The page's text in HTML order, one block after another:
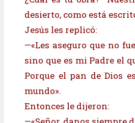
desierto, como está
Jesús les replicó:
—«Les aseguro que no
sino que es mi Padre el
Porque el pan de Dios
mundo».
Entonces le dijeron: